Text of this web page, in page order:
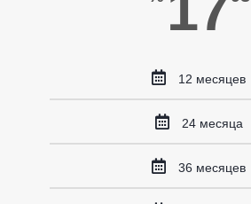
12 месяцев
24 месяца
36 месяцев